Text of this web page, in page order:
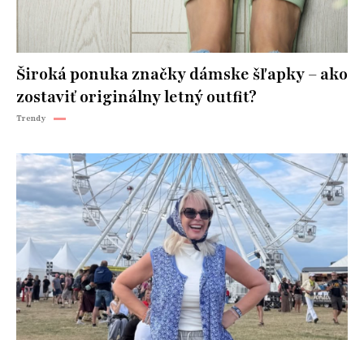
Široká ponuka značky dámske šľapky – ako
zostaviť originálny letný outfit?
Trendy